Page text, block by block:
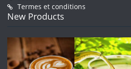
Termes et conditions
New Products